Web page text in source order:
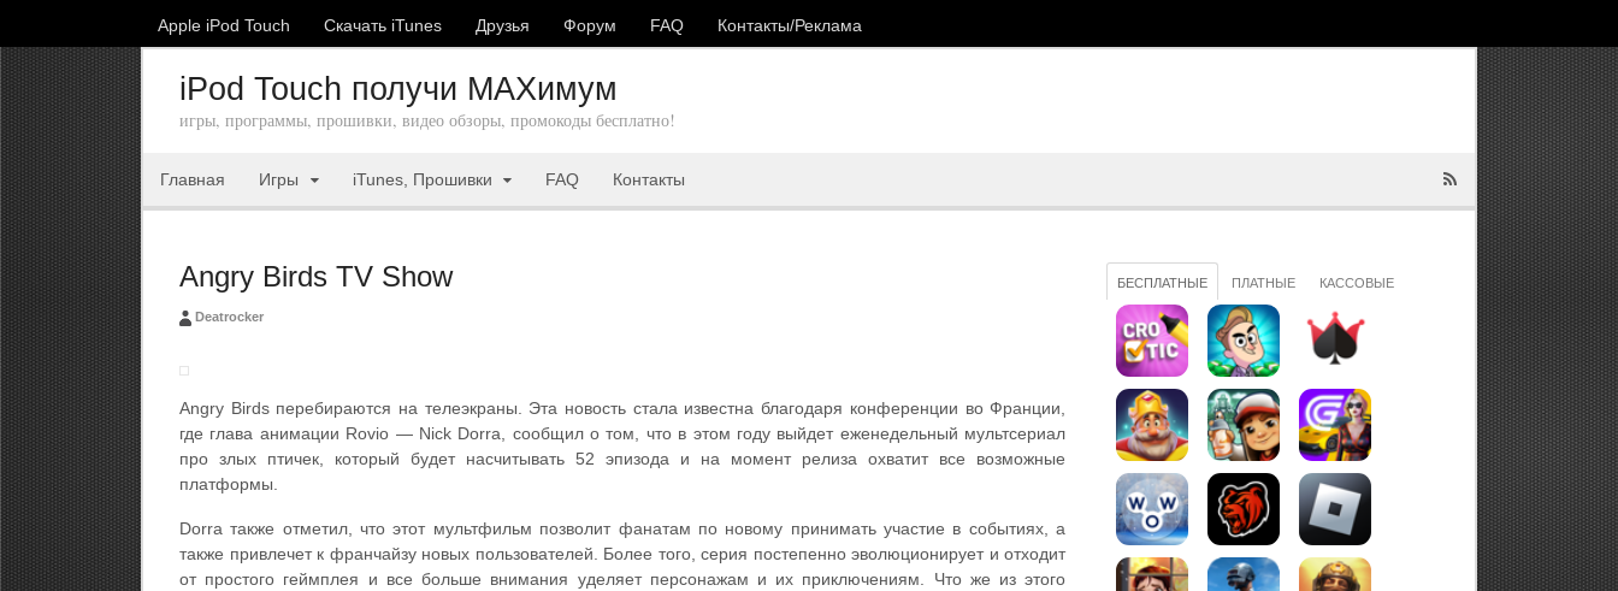
Apple iPod Touch Скачать iTunes Друзья Форум FAQ Контакты/Реклама
iPod Touch получи MAXимум
игры, программы, прошивки, видео обзоры, промокоды бесплатно!
Главная Игры iTunes, Прошивки FAQ Контакты
Angry Birds TV Show
Deatrocker
Angry Birds перебираются на телеэкраны. Эта новость стала известна благодаря конференции во Франции,
где глава анимации Rovio — Nick Dorra, сообщил о том, что в этом году выйдет еженедельный мультсериал
про злых птичек, который будет насчитывать 52 эпизода и на момент релиза охватит все возможные
платформы.
Dorra также отметил, что этот мультфильм позволит фанатам по новому принимать участие в событиях, а
также привлечет к франчайзу новых пользователей. Более того, серия постепенно эволюционирует и отходит
от простого геймплея и все больше внимания уделяет персонажам и их приключениям. Что же из этого
БЕСПЛАТНЫЕ ПЛАТНЫЕ КАССОВЫЕ